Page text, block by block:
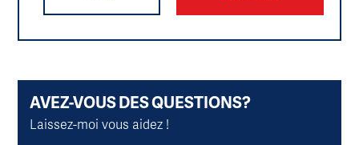
AVEZ-VOUS DES QUESTIONS?
Laissez-moi vous aidez !